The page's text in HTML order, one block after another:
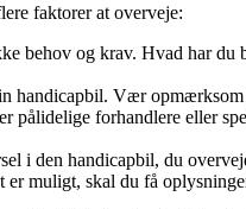
faktorer at overveje:
behov og krav. Hvad har
handicapbil. Vær
pålidelige forhandlere eller
i den handicapbil, du
er muligt, skal du få